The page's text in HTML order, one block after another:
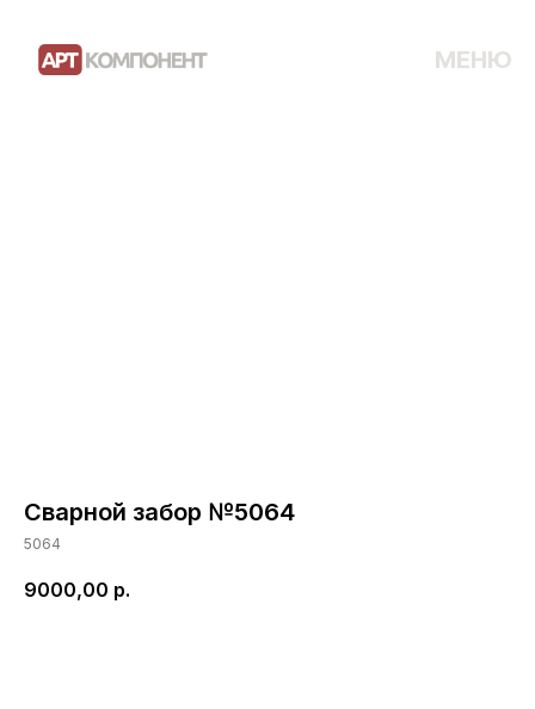
МЕНЮ
Сварной забор №5064
5064
9000,00 р.